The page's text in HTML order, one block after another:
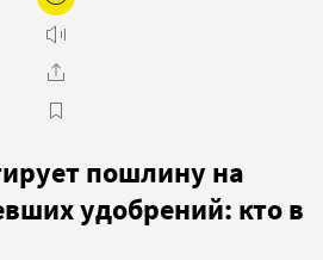
пошлину на
удобрений: кто в